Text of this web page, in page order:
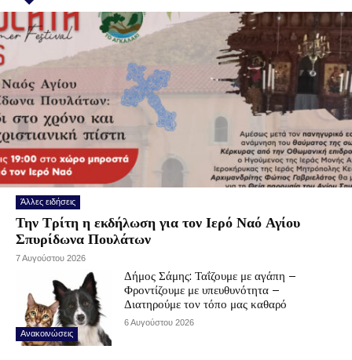
Άλλες ειδήσεις
Την Τρίτη η εκδήλωση για τον Ιερό Ναό Αγίου
Σπυρίδωνα Πουλάτων
7 Αυγούστου 2026
Ανακοινώσεις
Δήμος Σάμης: Ταΐζουμε με αγάπη –
Φροντίζουμε με υπευθυνότητα –
Διατηρούμε τον τόπο μας καθαρό
6 Αυγούστου 2026